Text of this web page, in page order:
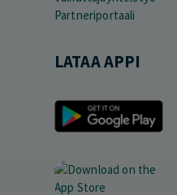
Partneriportaali
LATAA APPI